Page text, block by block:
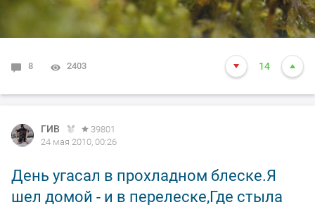
8 2403 14
ГИВ
39801
24 мая 2010, 00:26
День угасал в прохладном блеске.Я
шел домой - и в перелеске,Где стыла